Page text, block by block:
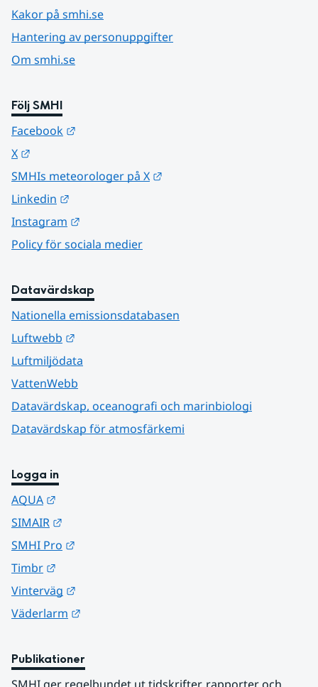
Kakor på smhi.se
Hantering av personuppgifter
Om smhi.se
Följ SMHI
Facebook
X
SMHIs meteorologer på X
Linkedin
Instagram
Policy för sociala medier
Datavärdskap
Nationella emissionsdatabasen
Luftwebb
Luftmiljödata
VattenWebb
Datavärdskap, oceanografi och marinbiologi
Datavärdskap för atmosfärkemi
Logga in
AQUA
SIMAIR
SMHI Pro
Timbr
Vinterväg
Väderlarm
Publikationer